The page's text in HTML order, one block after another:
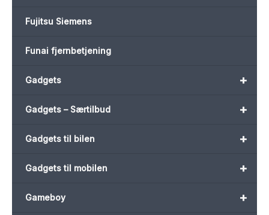
Fujitsu Siemens
Funai fjernbetjening
+
Gadgets
+
Gadgets – Særtilbud
+
Gadgets til bilen
+
Gadgets til mobilen
+
Gameboy